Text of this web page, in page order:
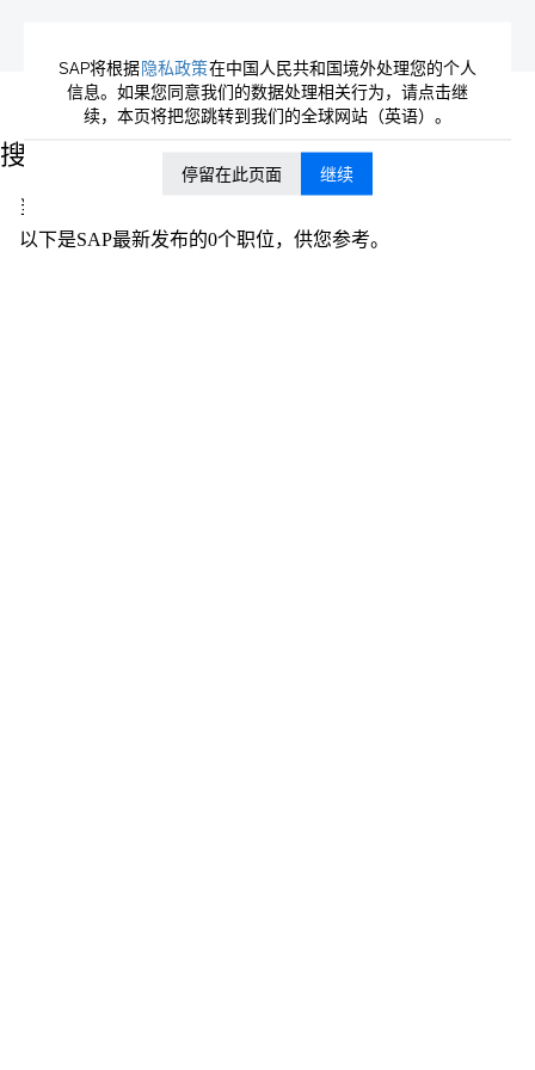
| 位于 SAP（当
前
面）
搜索结果：
当前没有符合 "
以下是SAP最新发布的0个职位，供您参考。
SAP将根据隐私政策在中国人民共和国境外处理您的个人
信息。如果您同意我们的数据处理相关行为，请点击继
续，本页将把您跳转到我们的全球网站（英语）。
停留在此页面 继续